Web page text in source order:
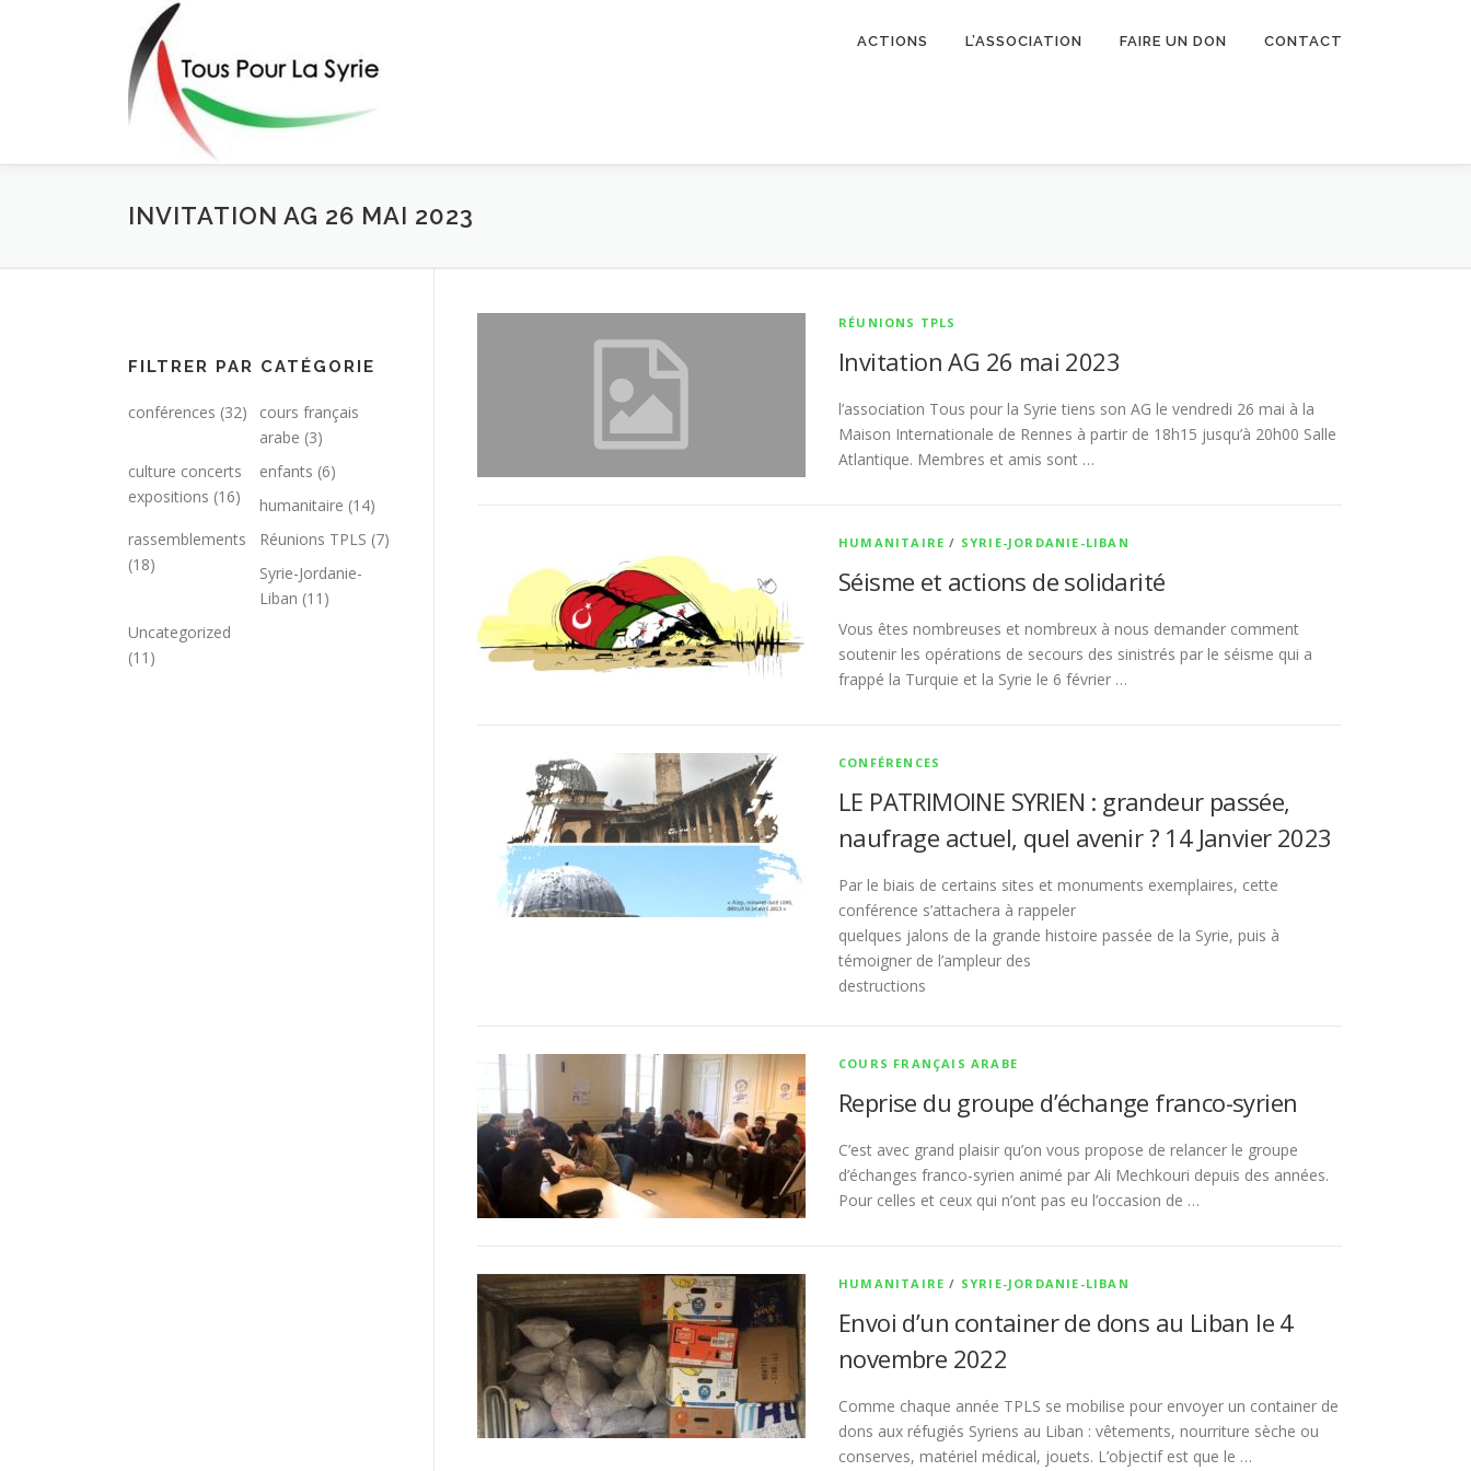
ACTIONS L’ASSOCIATION FAIRE UN DON CONTACT
INVITATION AG 26 MAI 2023
RÉUNIONS TPLS
Invitation AG 26 mai 2023
l’association Tous pour la Syrie tiens son AG le vendredi 26 mai à la
Maison Internationale de Rennes à partir de 18h15 jusqu’à 20h00 Salle
Atlantique. Membres et amis sont …
HUMANITAIRE / SYRIE-JORDANIE-LIBAN
Séisme et actions de solidarité
Vous êtes nombreuses et nombreux à nous demander comment
soutenir les opérations de secours des sinistrés par le séisme qui a
frappé la Turquie et la Syrie le 6 février …
CONFÉRENCES
LE PATRIMOINE SYRIEN : grandeur passée,
naufrage actuel, quel avenir ? 14 Janvier 2023
Par le biais de certains sites et monuments exemplaires, cette
conférence s’attachera à rappeler
quelques jalons de la grande histoire passée de la Syrie, puis à
témoigner de l’ampleur des
destructions
COURS FRANÇAIS ARABE
Reprise du groupe d’échange franco-syrien
C’est avec grand plaisir qu’on vous propose de relancer le groupe
d’échanges franco-syrien animé par Ali Mechkouri depuis des années.
Pour celles et ceux qui n’ont pas eu l’occasion de …
HUMANITAIRE / SYRIE-JORDANIE-LIBAN
Envoi d’un container de dons au Liban le 4
novembre 2022
Comme chaque année TPLS se mobilise pour envoyer un container de
dons aux réfugiés Syriens au Liban : vêtements, nourriture sèche ou
conserves, matériel médical, jouets. L’objectif est que le …
FILTRER PAR CATÉGORIE
conférences (32)
cours français
arabe (3)
culture concerts
expositions (16)
enfants (6)
humanitaire (14)
rassemblements
(18)
Réunions TPLS (7)
Syrie-Jordanie-
Liban (11)
Uncategorized
(11)